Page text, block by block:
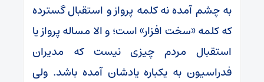
به چشم آمده نه کلمه پرواز و استقبال گسترده
که کلمه «سخت افزار» است؛ و الا مساله پرواز یا
استقبال مردم چیزی نیست که مدیران
فدراسیون به یکباره یادشان آمده باشد. ولی